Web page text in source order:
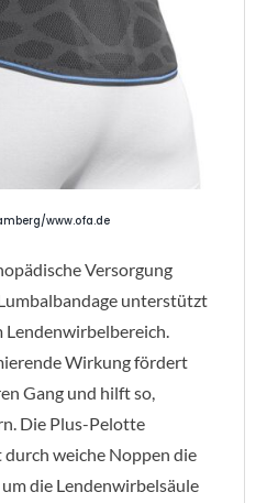
www.ofa.de
Versorgung
unterstützt
Lendenwirbelbereich.
Wirkung fördert
Gang und hilft so,
Die Plus-Pelotte
weiche Noppen die
die Lendenwirbelsäule